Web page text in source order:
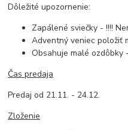
Dôležité upozornenie:
Zapálené sviečky - !!!!
Adventný veniec položiť
Obsahuje malé ozdôbky
Čas predaja
Predaj od 21.11. - 24.12.
Zloženie